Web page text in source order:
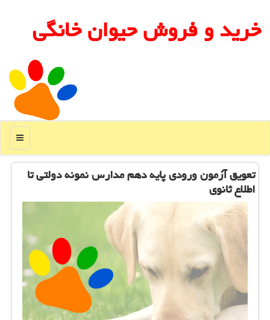
خرید و فروش حیوان خانگی
منو
تعویق آزمون ورودی پایه دهم مدارس نمونه دولتی تا
اطلاع ثانوی